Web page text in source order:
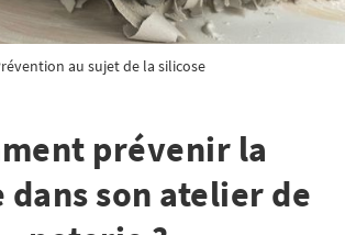
au sujet de la silicose
prévenir la
dans son atelier de